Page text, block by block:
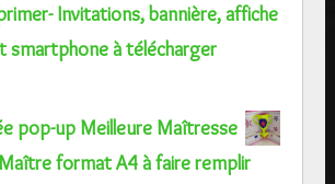
Invitations, bannière, affiche
smartphone à télécharger
pop-up Meilleure Maîtresse
format A4 à faire remplir